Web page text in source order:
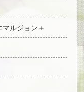
ルジョン＋